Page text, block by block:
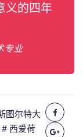
义的四年
专业
图尔特大
# 西爱荷